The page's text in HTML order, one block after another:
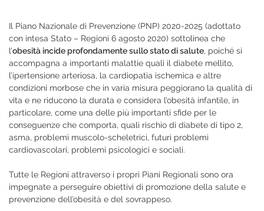
Il Piano Nazionale di Prevenzione (PNP) 2020-2025 (adottato
con intesa Stato – Regioni 6 agosto 2020) sottolinea che
l’obesità incide profondamente sullo stato di salute, poiché si
accompagna a importanti malattie quali il diabete mellito,
l’ipertensione arteriosa, la cardiopatia ischemica e altre
condizioni morbose che in varia misura peggiorano la qualità di
vita e ne riducono la durata e considera l’obesità infantile, in
particolare, come una delle più importanti sfide per le
conseguenze che comporta, quali rischio di diabete di tipo 2,
asma, problemi muscolo-scheletrici, futuri problemi
cardiovascolari, problemi psicologici e sociali.
Tutte le Regioni attraverso i propri Piani Regionali sono ora
impegnate a perseguire obiettivi di promozione della salute e
prevenzione dell’obesità e del sovrappeso.